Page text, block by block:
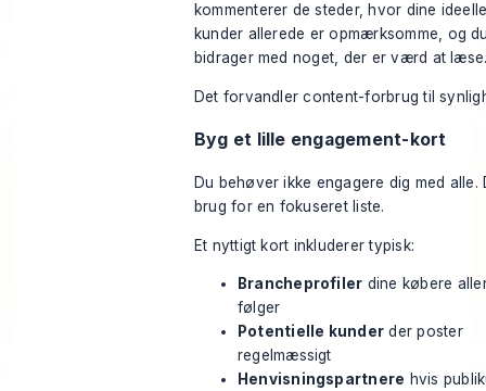
kommenterer de steder, hvor dine
kunder allerede er opmærksomme, og
bidrager med noget, der er værd at
Det forvandler content-forbrug til
Byg et lille engagement-kort
Du behøver ikke engagere dig med alle.
brug for en fokuseret liste.
Et nyttigt kort inkluderer typisk:
Brancheprofiler dine købere
følger
Potentielle kunder der poster
regelmæssigt
Henvisningspartnere hvis